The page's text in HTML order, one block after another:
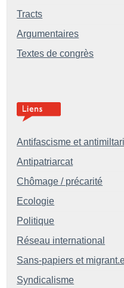
Tracts
Argumentaires
Textes de congrès
Antifascisme et
Antipatriarcat
Chômage / précarité
Ecologie
Politique
Réseau international
Sans-papiers et
Syndicalisme